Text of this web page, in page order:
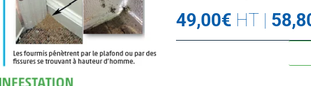
49,00€ HT |